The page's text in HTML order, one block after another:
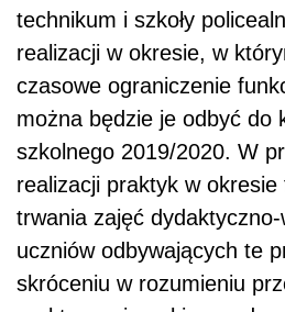
technikum i szkoły
realizacji w okresie, w
czasowe ograniczenie
można będzie je odbyć do
szkolnego 2019/2020. W
realizacji praktyk w
trwania zajęć
uczniów odbywających te
skróceniu w rozumieniu